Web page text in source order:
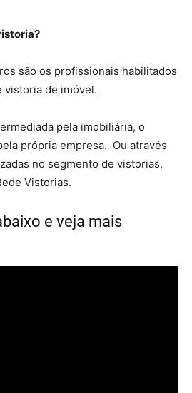
são os profissionais habilitados
vistoria de imóvel.
pela imobiliária, o
própria empresa. Ou através
no segmento de vistorias,
Vistorias.
e veja mais